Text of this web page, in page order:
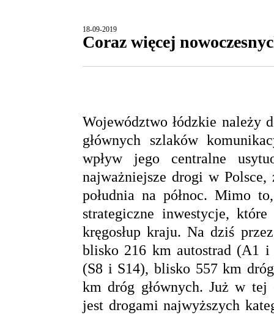
18-09-2019
Coraz więcej
Województwo łódzkie należy
głównych szlaków
wpływ jego centralne
najważniejsze drogi w
południa na północ. Mimo
strategiczne inwestycje,
kręgosłup kraju. Na dziś
blisko 216 km autostrad (A1 i
(S8 i S14), blisko 557 km
km dróg głównych. Już w tej
jest drogami najwyższych